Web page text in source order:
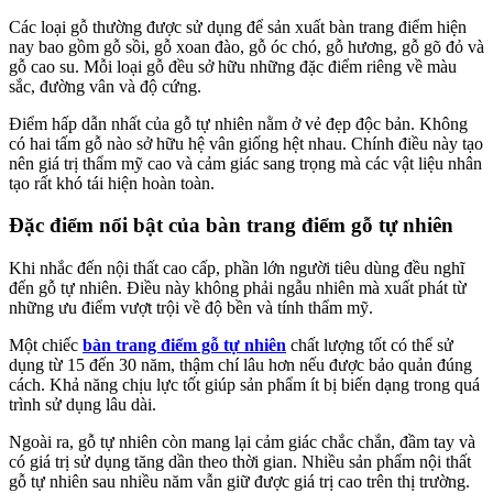
Các loại gỗ thường được sử dụng để sản xuất bàn trang điểm hiện
nay bao gồm gỗ sồi, gỗ xoan đào, gỗ óc chó, gỗ hương, gỗ gõ đỏ và
gỗ cao su. Mỗi loại gỗ đều sở hữu những đặc điểm riêng về màu
sắc, đường vân và độ cứng.
Điểm hấp dẫn nhất của gỗ tự nhiên nằm ở vẻ đẹp độc bản. Không
có hai tấm gỗ nào sở hữu hệ vân giống hệt nhau. Chính điều này tạo
nên giá trị thẩm mỹ cao và cảm giác sang trọng mà các vật liệu nhân
tạo rất khó tái hiện hoàn toàn.
Đặc điểm nổi bật của bàn trang điểm gỗ tự nhiên
Khi nhắc đến nội thất cao cấp, phần lớn người tiêu dùng đều nghĩ
đến gỗ tự nhiên. Điều này không phải ngẫu nhiên mà xuất phát từ
những ưu điểm vượt trội về độ bền và tính thẩm mỹ.
Một chiếc bàn trang điểm gỗ tự nhiên chất lượng tốt có thể sử
dụng từ 15 đến 30 năm, thậm chí lâu hơn nếu được bảo quản đúng
cách. Khả năng chịu lực tốt giúp sản phẩm ít bị biến dạng trong quá
trình sử dụng lâu dài.
Ngoài ra, gỗ tự nhiên còn mang lại cảm giác chắc chắn, đầm tay và
có giá trị sử dụng tăng dần theo thời gian. Nhiều sản phẩm nội thất
gỗ tự nhiên sau nhiều năm vẫn giữ được giá trị cao trên thị trường.